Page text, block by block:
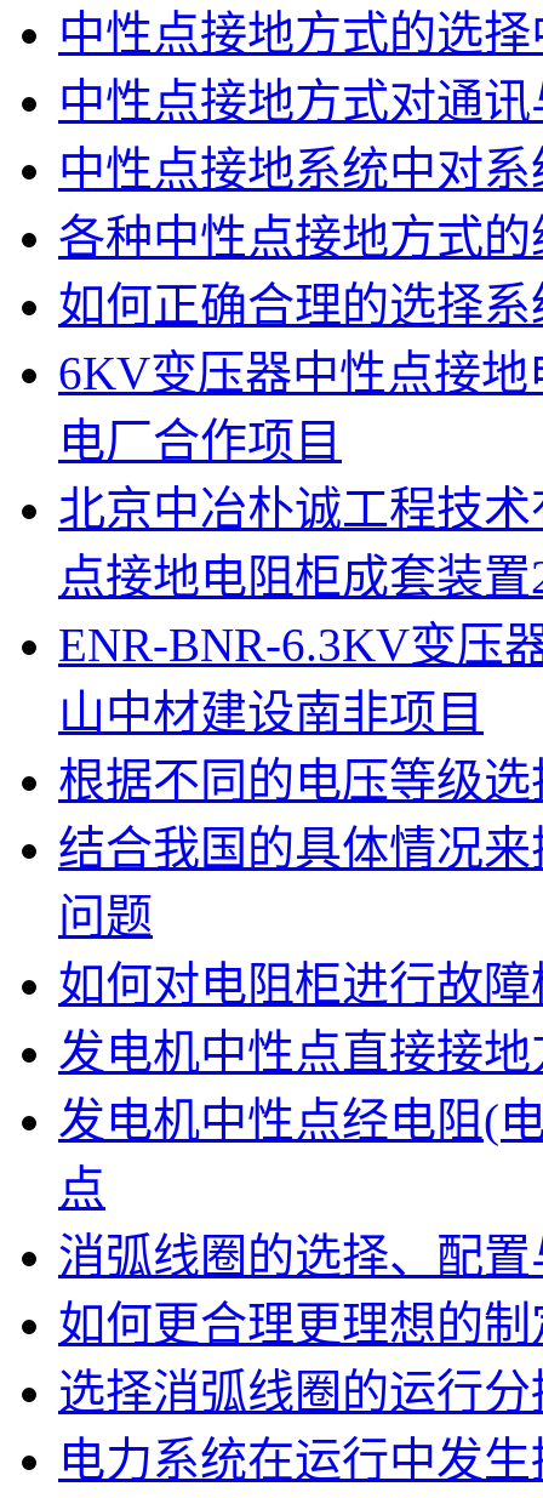
中性点接地方式的选
中性点接地方式对通
中性点接地系统中对
各种中性点接地方式
如何正确合理的选择
6KV变压器中性点接
电厂合作项目
北京中冶朴诚工程技
点接地电阻柜成套装置
ENR-BNR-6.3KV变压
山中材建设南非项目
根据不同的电压等级
结合我国的具体情况
问题
如何对电阻柜进行故
发电机中性点直接接
发电机中性点经电阻(
点
消弧线圈的选择、配
如何更合理更理想的
选择消弧线圈的运行
电力系统在运行中发